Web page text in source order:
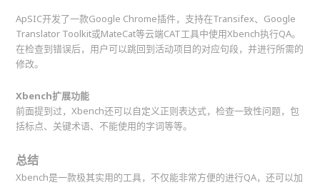
ApSIC开发了一款Google Chrome插件，支持在Transifex、Google
Translator Toolkit或MateCat等云端CAT工具中使用Xbench执行QA。
在检查到错误后，用户可以跳回到活动项目的对应句段，并进行所需的
修改。
Xbench扩展功能
前面提到过，Xbench还可以自定义正则表达式，检查一致性问题，包
括标点、关键术语、不能使用的字词等等。
总结
Xbench是一款极其实用的工具，不仅能非常方便的进行QA，还可以加